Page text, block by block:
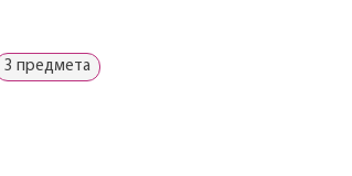
3 предмета